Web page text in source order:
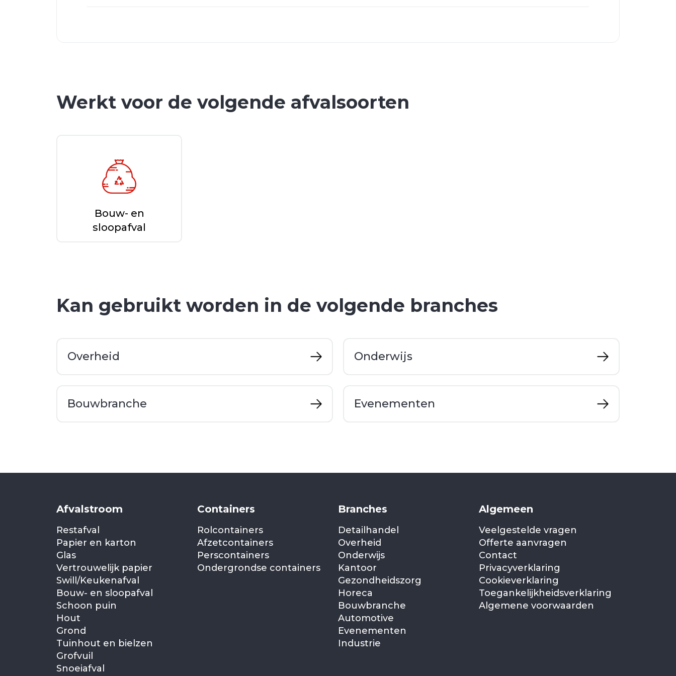
Werkt voor de volgende afvalsoorten
Bouw- en
sloopafval
Kan gebruikt worden in de volgende branches
Overheid Onderwijs
Bouwbranche Evenementen
Afvalstroom
Restafval
Papier en karton
Glas
Vertrouwelijk papier
Swill/Keukenafval
Bouw- en sloopafval
Schoon puin
Hout
Grond
Tuinhout en bielzen
Grofvuil
Snoeiafval
Containers
Rolcontainers
Afzetcontainers
Perscontainers
Ondergrondse containers
Branches
Detailhandel
Overheid
Onderwijs
Kantoor
Gezondheidszorg
Horeca
Bouwbranche
Automotive
Evenementen
Industrie
Algemeen
Veelgestelde vragen
Offerte aanvragen
Contact
Privacyverklaring
Cookieverklaring
Toegankelijkheidsverklaring
Algemene voorwaarden